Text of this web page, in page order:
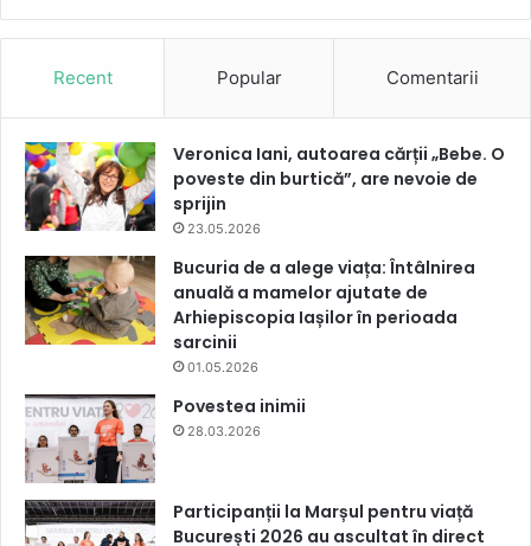
Recent Popular Comentarii
Veronica Iani, autoarea cărții „Bebe. O
poveste din burtică”, are nevoie de
sprijin
23.05.2026
Bucuria de a alege viața: Întâlnirea
anuală a mamelor ajutate de
Arhiepiscopia Iașilor în perioada
sarcinii
01.05.2026
Povestea inimii
28.03.2026
Participanții la Marșul pentru viață
București 2026 au ascultat în direct